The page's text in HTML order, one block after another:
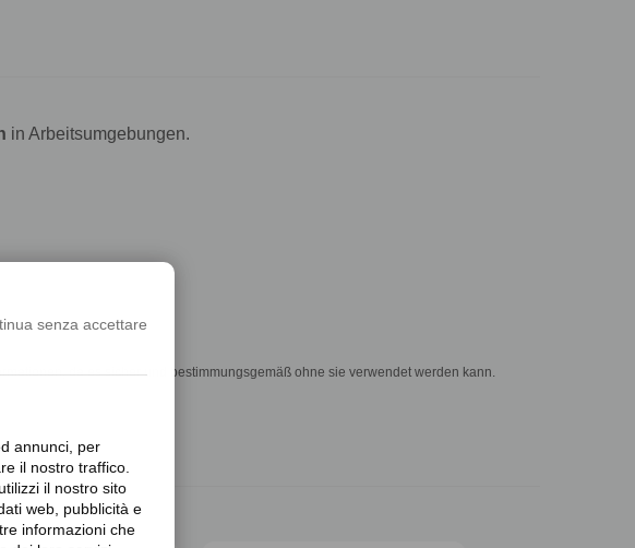
senza accettare
annunci, per
il nostro traffico.
il nostro sito
web, pubblicità e
informazioni che
in Arbeitsumgebungen.
da es sicher und bestimmungsgemäß ohne sie verwendet werden kann.